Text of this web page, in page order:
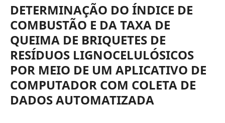
DETERMINAÇÃO DO ÍNDICE DE
COMBUSTÃO E DA TAXA DE
QUEIMA DE BRIQUETES DE
RESÍDUOS LIGNOCELULÓSICOS
POR MEIO DE UM APLICATIVO DE
COMPUTADOR COM COLETA DE
DADOS AUTOMATIZADA